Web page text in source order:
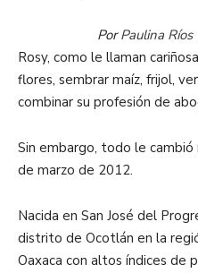
PorPaulina
Rosy, como le llaman
flores, sembrar maíz, frijol,
combinar su profesión de
Sin embargo, todo le
de marzo de 2012.
Nacida en San José del
distrito de Ocotlán en la
Oaxaca con altos índices de